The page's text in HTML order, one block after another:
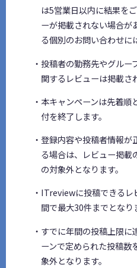
は5営業日以内に結果を
ーが掲載されない場合が
る個別のお問い合わせに
・投稿者の勤務先やグル
関するレビューは掲載さ
・本キャンペーンは先着
付を終了します。
・登録内容や投稿者情報
る場合は、レビュー掲載
の対象外となります。
・ITreviewに投稿できる
間で最大30件までとなり
・すでに年間の投稿上限
ーンで定められた投稿数
象外となります。